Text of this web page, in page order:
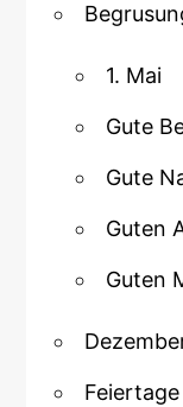
1. Mai
Gute
Gute
Guten
Guten